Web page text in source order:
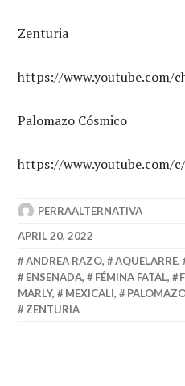
Zenturia
https://www.youtube.com/
Palomazo Cósmico
https://www.youtube.com/
PERRAALTERNATIVA
APRIL 20, 2022
ANDREA RAZO, AQUELARRE,
ENSENADA, FÉMINA FATAL,
MARLY, MEXICALI,
ZENTURIA